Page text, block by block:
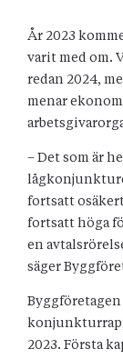
År 2023
varit med om.
redan 2024,
menar
– Det som är
fortsatt
fortsatt höga
en
säger
2023. Första